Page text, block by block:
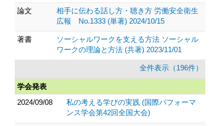
論文
相手に伝わる話し方・聴き方 労働安全衛生
広報 No.1333 (単著) 2024/10/15
著書
ソーシャルワークを支える方法 ソーシャル
ワークの理論と方法 (共著) 2023/11/01
全件表示（196件）
学会発表
2024/09/08
私の考える学びの実践 (国際パフォーマ
ンス学会第42回全国大会)